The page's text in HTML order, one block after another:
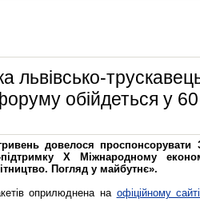
львівсько-
обійдеться у
довелося проспонсорувати
Х Міжнародному
Погляд у майбутнє».
оприлюднена на офіційному сайті